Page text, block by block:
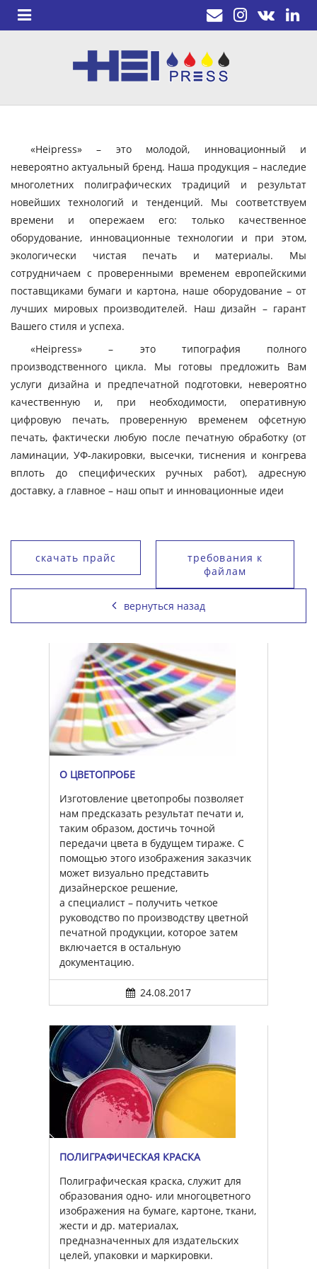
«Heipress» – это молодой, инновационный и
невероятно актуальный бренд. Наша продукция – наследие
многолетних полиграфических традиций и результат
новейших технологий и тенденций. Мы соответствуем
времени и опережаем его: только качественное
оборудование, инновационные технологии и при этом,
экологически чистая печать и материалы. Мы
сотрудничаем с проверенными временем европейскими
поставщиками бумаги и картона, наше оборудование – от
лучших мировых производителей. Наш дизайн – гарант
Вашего стиля и успеха.
«Heipress» – это типография полного
производственного цикла. Мы готовы предложить Вам
услуги дизайна и предпечатной подготовки, невероятно
качественную и, при необходимости, оперативную
цифровую печать, проверенную временем офсетную
печать, фактически любую после печатную обработку (от
ламинации, УФ-лакировки, высечки, тиснения и конгрева
вплоть до специфических ручных работ), адресную
доставку, а главное – наш опыт и инновационные идеи
скачать прайс
требования к
файлам
вернуться назад
О ЦВЕТОПРОБЕ
Изготовление цветопробы позволяет
нам предсказать результат печати и,
таким образом, достичь точной
передачи цвета в будущем тираже. С
помощью этого изображения заказчик
может визуально представить
дизайнерское решение,
а специалист – получить четкое
руководство по производству цветной
печатной продукции, которое затем
включается в остальную
документацию.
24.08.2017
ПОЛИГРАФИЧЕСКАЯ КРАСКА
Полиграфическая краска, служит для
образования одно- или многоцветного
изображения на бумаге, картоне, ткани,
жести и др. материалах,
предназначенных для издательских
целей, упаковки и маркировки.